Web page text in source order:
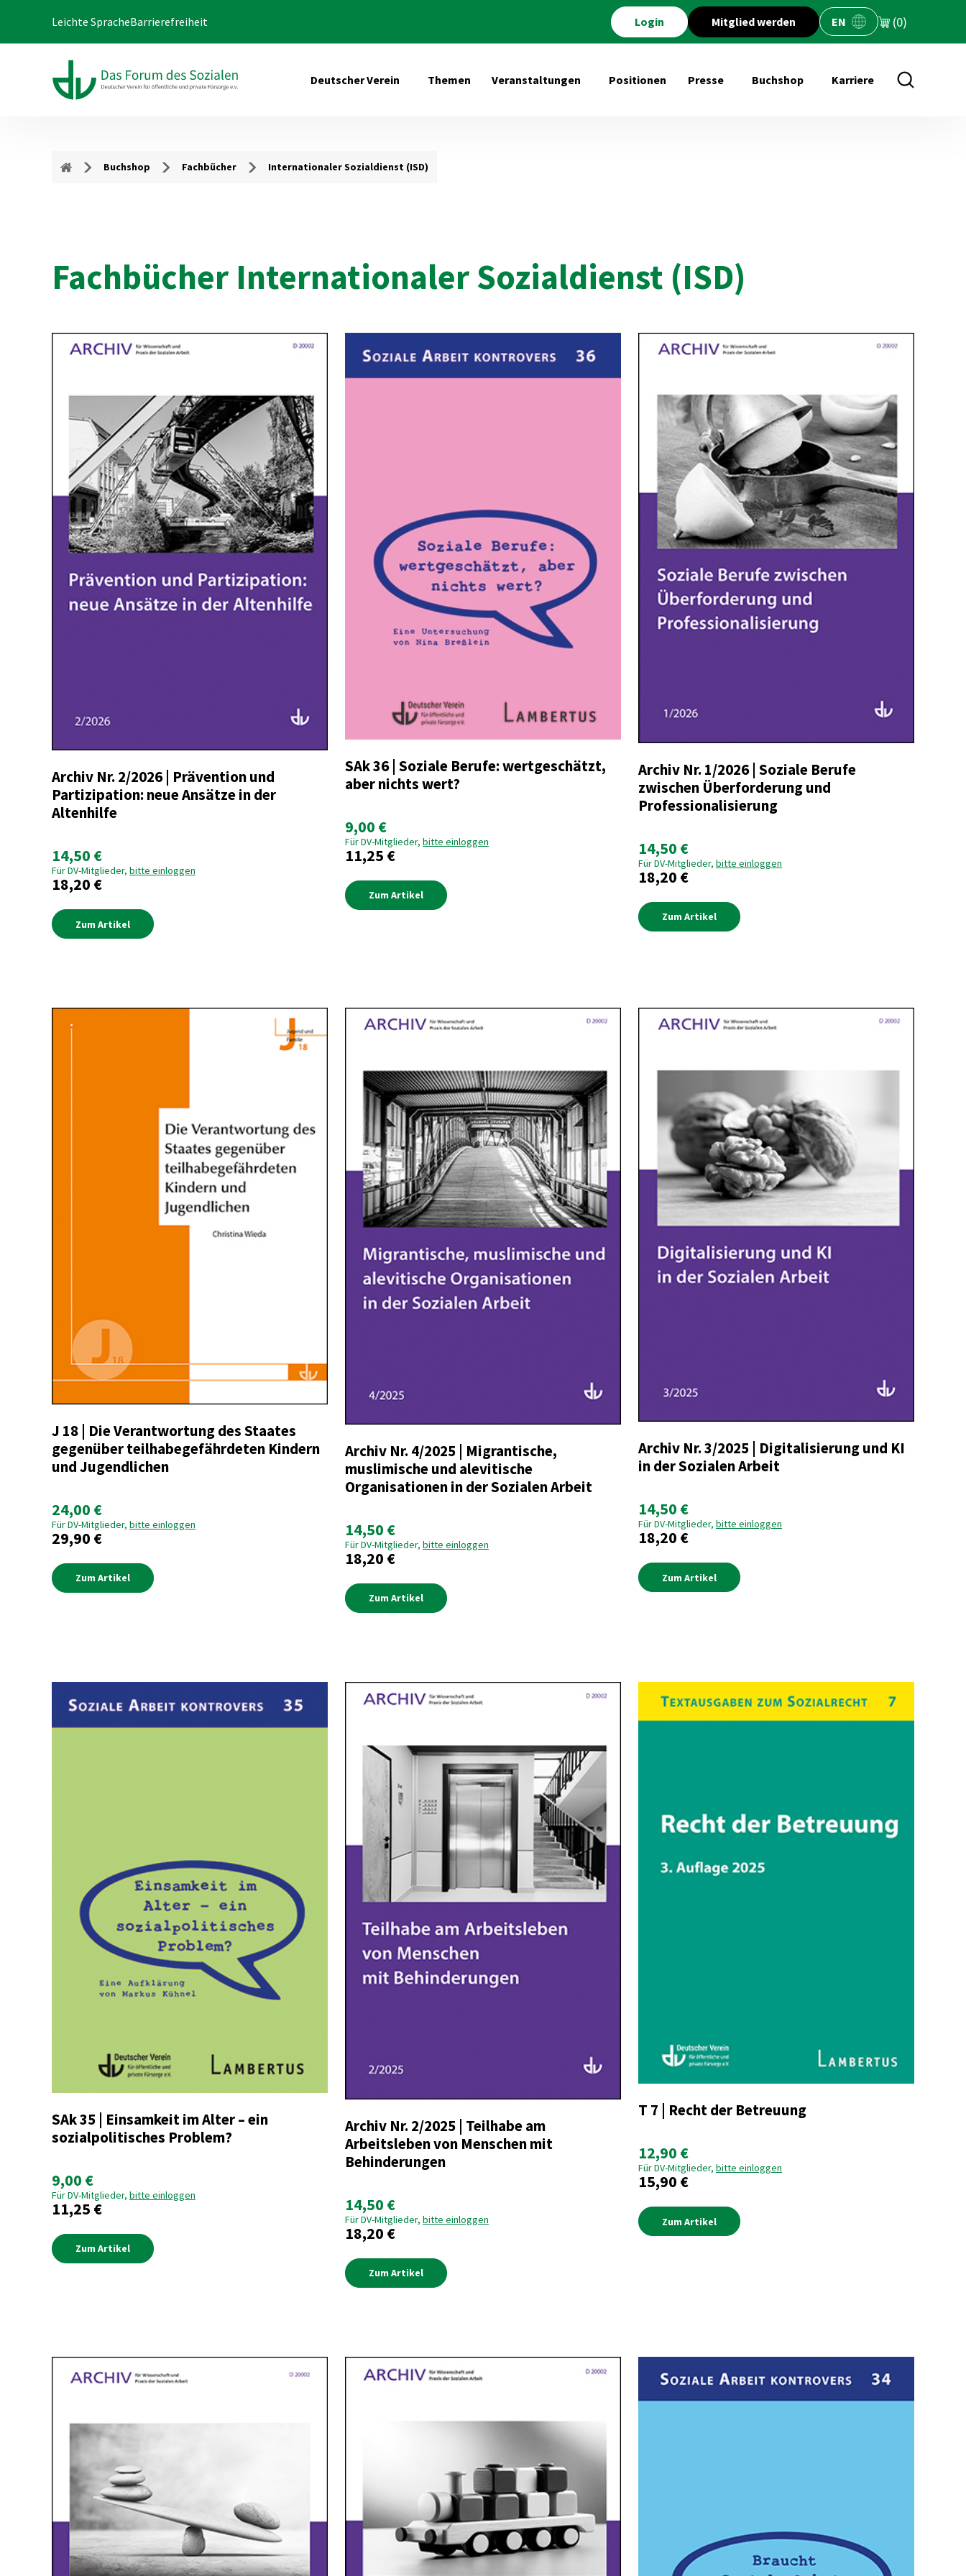
Leichte SpracheBarrierefreiheit Login Mitglied werden EN (0)
Deutscher Verein Themen Veranstaltungen Positionen Presse Buchshop
Untermenü öffnen für
Karriere
Buchshop Fachbücher Internationaler Sozialdienst (ISD)
Fachbücher Internationaler Sozialdienst (ISD)
Archiv Nr. 2/2026 | Prävention und
Partizipation: neue Ansätze in der
Altenhilfe
14,50 €
Für DV-Mitglieder, bitte einloggen
18,20 €
Zum Artikel
SAk 36 | Soziale Berufe: wertgeschätzt,
aber nichts wert?
9,00 €
Für DV-Mitglieder, bitte einloggen
11,25 €
Zum Artikel
Archiv Nr. 1/2026 | Soziale Berufe
zwischen Überforderung und
Professionalisierung
14,50 €
Für DV-Mitglieder, bitte einloggen
18,20 €
Zum Artikel
J 18 | Die Verantwortung des Staates
gegenüber teilhabegefährdeten Kindern
und Jugendlichen
24,00 €
Für DV-Mitglieder, bitte einloggen
29,90 €
Zum Artikel
Archiv Nr. 4/2025 | Migrantische,
muslimische und alevitische
Organisationen in der Sozialen Arbeit
14,50 €
Für DV-Mitglieder, bitte einloggen
18,20 €
Zum Artikel
Archiv Nr. 3/2025 | Digitalisierung und KI
in der Sozialen Arbeit
14,50 €
Für DV-Mitglieder, bitte einloggen
18,20 €
Zum Artikel
SAk 35 | Einsamkeit im Alter – ein
sozialpolitisches Problem?
9,00 €
Für DV-Mitglieder, bitte einloggen
11,25 €
Zum Artikel
Archiv Nr. 2/2025 | Teilhabe am
Arbeitsleben von Menschen mit
Behinderungen
14,50 €
Für DV-Mitglieder, bitte einloggen
18,20 €
Zum Artikel
T 7 | Recht der Betreuung
12,90 €
Für DV-Mitglieder, bitte einloggen
15,90 €
Zum Artikel